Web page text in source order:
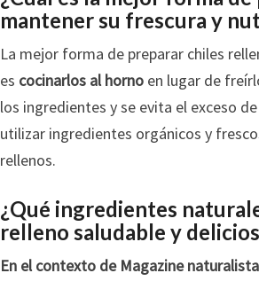
mantener su frescura y
La mejor forma de preparar chiles
es cocinarlos al horno en lugar de
los ingredientes y se evita el exceso
utilizar ingredientes orgánicos y
rellenos.
¿Qué ingredientes
relleno saludable y
En el contexto de Magazine